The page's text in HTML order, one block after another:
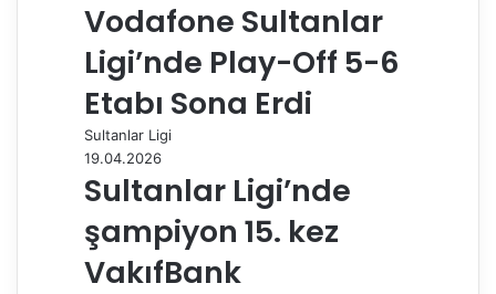
Vodafone Sultanlar
Ligi’nde Play-Off 5-6
Etabı Sona Erdi
Sultanlar Ligi
19.04.2026
Sultanlar Ligi’nde
şampiyon 15. kez
VakıfBank